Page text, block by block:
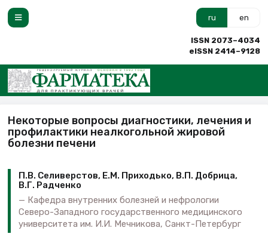
ru en
ISSN 2073–4034
eISSN 2414–9128
Некоторые вопросы диагностики, лечения и
профилактики неалкогольной жировой
болезни печени
П.В. Селиверстов, Е.М. Приходько, В.П. Добрица,
В.Г. Радченко
Кафедра внутренних болезней и нефрологии
Северо-Западного государственного медицинского
университета им. И.И. Мечникова, Санкт-Петербург